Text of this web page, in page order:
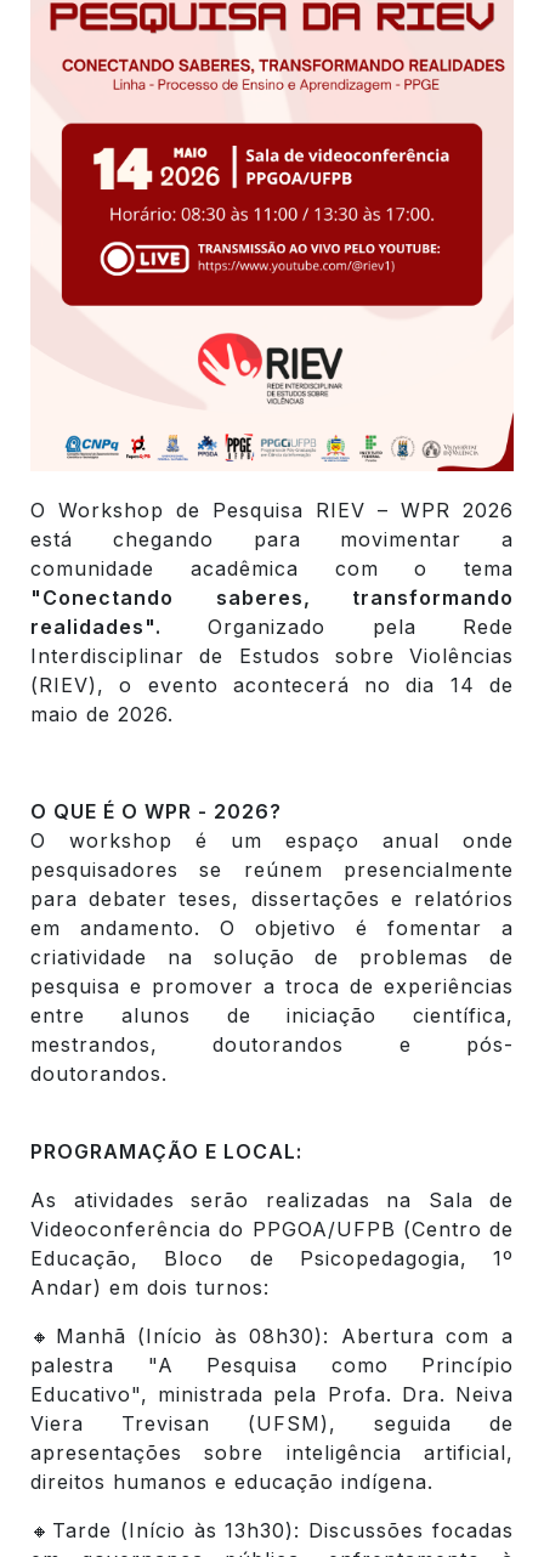
O Workshop de Pesquisa RIEV – WPR 2026
está chegando para movimentar a
comunidade acadêmica com o tema
"Conectando saberes, transformando
realidades". Organizado pela Rede
Interdisciplinar de Estudos sobre Violências
(RIEV), o evento acontecerá no dia 14 de
maio de 2026.
O QUE É O WPR - 2026?
O workshop é um espaço anual onde
pesquisadores se reúnem presencialmente
para debater teses, dissertações e relatórios
em andamento. O objetivo é fomentar a
criatividade na solução de problemas de
pesquisa e promover a troca de experiências
entre alunos de iniciação científica,
mestrandos, doutorandos e pós-
doutorandos.
PROGRAMAÇÃO E LOCAL:
As atividades serão realizadas na Sala de
Videoconferência do PPGOA/UFPB (Centro de
Educação, Bloco de Psicopedagogia, 1º
Andar) em dois turnos:
🔸Manhã (Início às 08h30): Abertura com a
palestra "A Pesquisa como Princípio
Educativo", ministrada pela Profa. Dra. Neiva
Viera Trevisan (UFSM), seguida de
apresentações sobre inteligência artificial,
direitos humanos e educação indígena.
🔸Tarde (Início às 13h30): Discussões focadas